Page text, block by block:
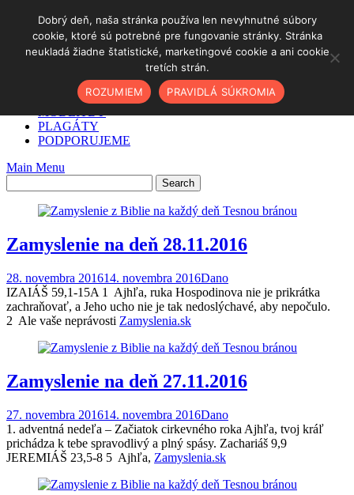
contentDOMOV
✓ AKO NA TO
PODCAST
PLAGÁTY
PODPORUJEME
Main Menu
Zamyslenie na deň 28.11.2016
28. novembra 201614. novembra 2016Dano
IZAIÁŠ 59,1-15A 1 Ajhľa, ruka Hospodinova nie je prikrátka
zachraňovať, a Jeho ucho nie je tak nedoslýchavé, aby nepočulo.
2 Ale vaše neprávosti Zamyslenia.sk
Zamyslenie na deň 27.11.2016
27. novembra 201614. novembra 2016Dano
1. adventná nedeľa – Začiatok cirkevného roka Ajhľa, tvoj kráľ
prichádza k tebe spravodlivý a plný spásy. Zachariáš 9,9
JEREMIÁŠ 23,5-8 5 Ajhľa, Zamyslenia.sk
Dobrý deň, naša stránka používa len nevyhnutné súbory
cookie, ktoré sú potrebné pre fungovanie stránky. Stránka
neukladá žiadne štatistické, marketingové cookie a ani cookie
tretích strán.
ROZUMIEM
PRAVIDLÁ SÚKROMIA